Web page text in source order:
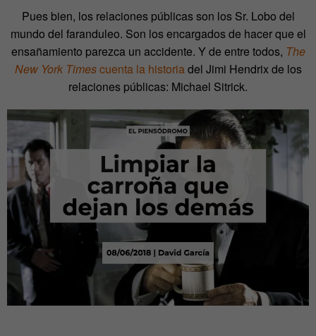
Pues bien, los relaciones públicas son los Sr. Lobo del
mundo del faranduleo. Son los encargados de hacer que el
ensañamiento parezca un accidente. Y de entre todos, The
New York Timescuenta la historiadel Jimi Hendrix de los
relaciones públicas: Michael Sitrick.